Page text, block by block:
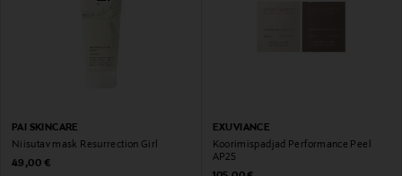
PAI SKINCARE
Niisutav mask Resurrection Girl
Original Price
49,00 €
EXUVIANCE
Koorimispadjad Performance Peel
AP25